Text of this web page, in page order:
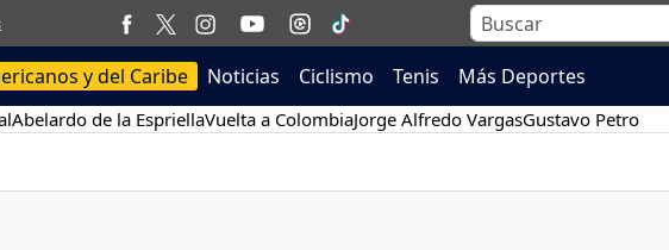
y del Caribe Noticias Ciclismo Tenis Más Deportes
Abelardo de la EspriellaVuelta a ColombiaJorge Alfredo VargasGustavo Petro